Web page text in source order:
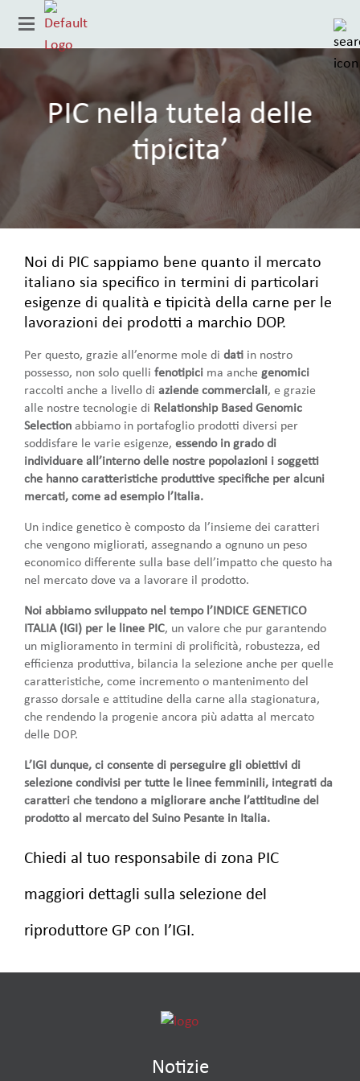
Paese
PIC nella tutela delle
tipicita’
Noi di PIC sappiamo bene quanto il mercato
italiano sia specifico in termini di particolari
esigenze di qualità e tipicità della carne per le
lavorazioni dei prodotti a marchio DOP.
Per questo, grazie all’enorme mole di dati in nostro
possesso, non solo quelli fenotipici ma anche genomici
raccolti anche a livello di aziende commerciali, e grazie
alle nostre tecnologie di Relationship Based Genomic
Selection abbiamo in portafoglio prodotti diversi per
soddisfare le varie esigenze, essendo in grado di
individuare all’interno delle nostre popolazioni i soggetti
che hanno caratteristiche produttive specifiche per alcuni
mercati, come ad esempio l’Italia.
Un indice genetico è composto da l’insieme dei caratteri
che vengono migliorati, assegnando a ognuno un peso
economico differente sulla base dell’impatto che questo ha
nel mercato dove va a lavorare il prodotto.
Noi abbiamo sviluppato nel tempo l’INDICE GENETICO
ITALIA (IGI) per le linee PIC, un valore che pur garantendo
un miglioramento in termini di prolificità, robustezza, ed
efficienza produttiva, bilancia la selezione anche per quelle
caratteristiche, come incremento o mantenimento del
grasso dorsale e attitudine della carne alla stagionatura,
che rendendo la progenie ancora più adatta al mercato
delle DOP.
L’IGI dunque, ci consente di perseguire gli obiettivi di
selezione condivisi per tutte le linee femminili, integrati da
caratteri che tendono a migliorare anche l’attitudine del
prodotto al mercato del Suino Pesante in Italia.
Chiedi al tuo responsabile di zona PIC
maggiori dettagli sulla selezione del
riproduttore GP con l’IGI.
Notizie